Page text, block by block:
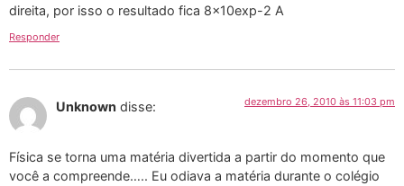
direita, por isso o resultado fica 8x10exp-2 A
Responder
Unknown disse: dezembro 26, 2010 às 11:03 pm
Física se torna uma matéria divertida a partir do momento que
você a compreende….. Eu odiava a matéria durante o colégio